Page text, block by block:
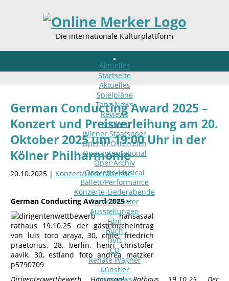
Die internationale Kulturplattform
Aktuelles
Startseite
Aktuelles
Spielpläne
Tanz-News
Reviews
Kritiken
Wiener Staatsoper
Oper in Österreich
Oper international
Oper Archiv
Operette-Musical
Ballett/Performance
Konzerte-Liederabende
Sprechtheater
Ausstellungen
Film
Buch
DVD
CD
Renate Wagner
Künstler
German Conducting Award 2025 –
Konzert und Preisverleihung am 20.
Oktober 2025 um 19:00 Uhr in der
Kölner Philharmonie
20.10.2025 | Konzert/Liederabende
German Conducting Award 2025 –